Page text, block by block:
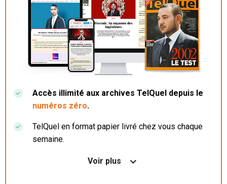
Accès illimité aux archives TelQuel depuis le
numéros zéro.
TelQuel en format papier livré chez vous chaque
semaine.
Nos articles en illimité sur ordinateur, tablette et
Voir plus